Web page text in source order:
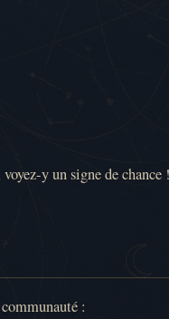
y un signe de chance !
: